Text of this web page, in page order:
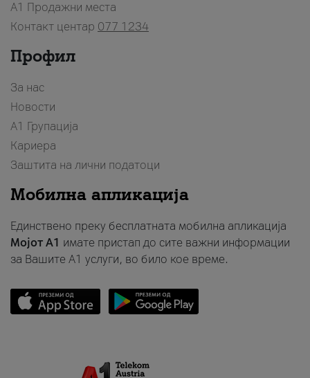
A1 Продажни места
Контакт центар 077 1234
Профил
За нас
Новости
А1 Групација
Кариера
Заштита на лични податоци
Мобилна апликација
Единствено преку бесплатната мобилна апликација
Мојот A1 имате пристап до сите важни информации
за Вашите A1 услуги, во било кое време.